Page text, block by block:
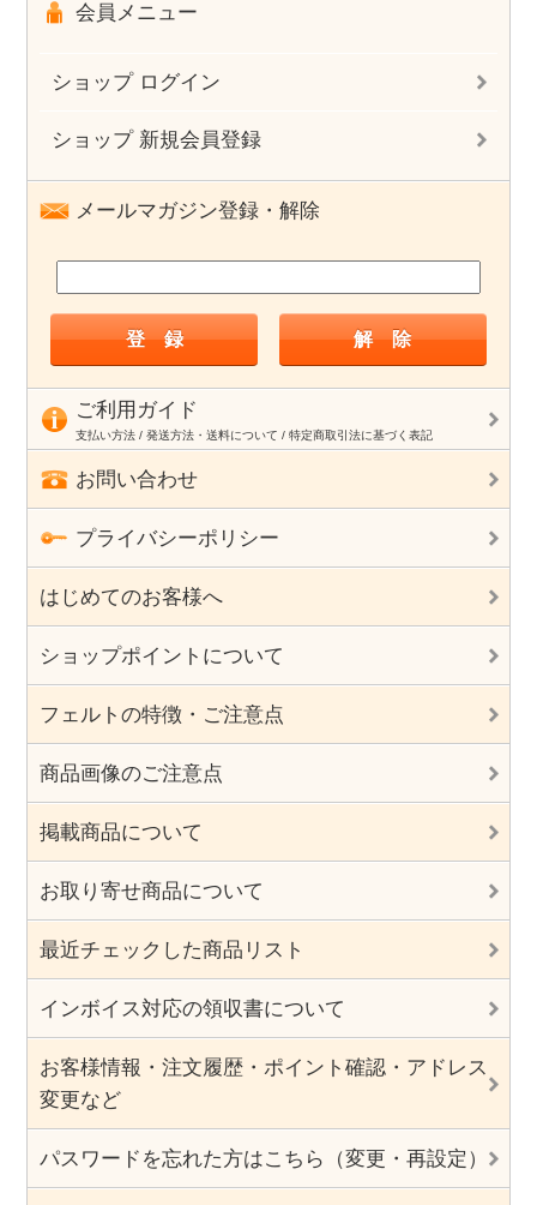
会員メニュー
ショップ ログイン
ショップ 新規会員登録
メールマガジン登録・解除
ご利用ガイド
支払い方法 / 発送方法・送料について / 特定商取引法に基づく表記
お問い合わせ
プライバシーポリシー
はじめてのお客様へ
ショップポイントについて
フェルトの特徴・ご注意点
商品画像のご注意点
掲載商品について
お取り寄せ商品について
最近チェックした商品リスト
インボイス対応の領収書について
お客様情報・注文履歴・ポイント確認・アドレス
変更など
パスワードを忘れた方はこちら（変更・再設定）